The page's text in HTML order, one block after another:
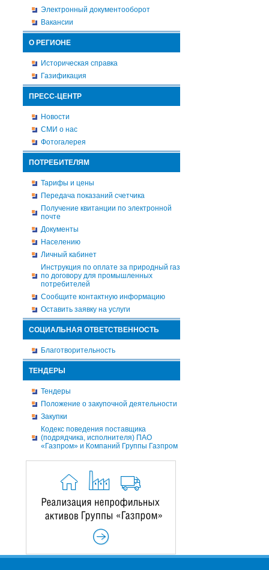
Электронный документооборот
Вакансии
О РЕГИОНЕ
Историческая справка
Газификация
ПРЕСС-ЦЕНТР
Новости
СМИ о нас
Фотогалерея
ПОТРЕБИТЕЛЯМ
Тарифы и цены
Передача показаний счетчика
Получение квитанции по электронной
почте
Документы
Населению
Личный кабинет
Инструкция по оплате за природный газ
по договору для промышленных
потребителей
Сообщите контактную информацию
Оставить заявку на услуги
СОЦИАЛЬНАЯ ОТВЕТСТВЕННОСТЬ
Благотворительность
ТЕНДЕРЫ
Тендеры
Положение о закупочной деятельности
Закупки
Кодекс поведения поставщика
(подрядчика, исполнителя) ПАО
«Газпром» и Компаний Группы Газпром